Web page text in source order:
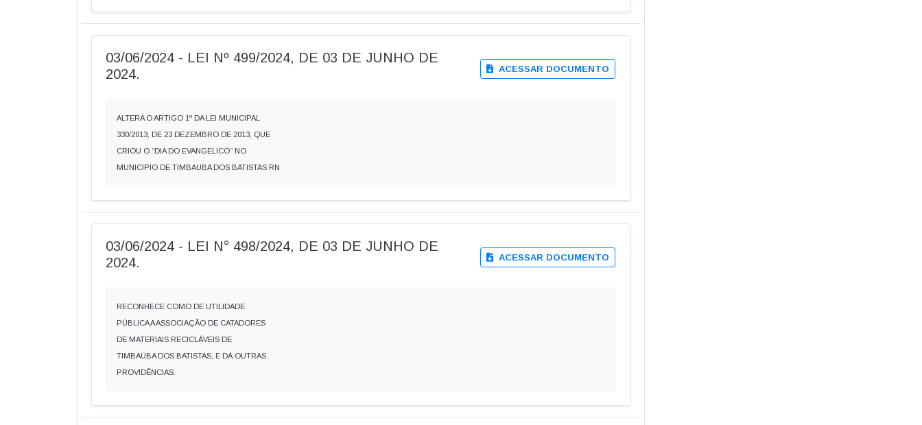
03/06/2024 - LEI Nº 499/2024, DE 03 DE JUNHO DE
2024.
ACESSAR DOCUMENTO
ALTERA O ARTIGO 1º DA LEI MUNICIPAL
330/2013, DE 23 DEZEMBRO DE 2013, QUE
CRIOU O “DIA DO EVANGELICO” NO
MUNICIPIO DE TIMBAUBA DOS BATISTAS RN
03/06/2024 - LEI N° 498/2024, DE 03 DE JUNHO DE
2024.
ACESSAR DOCUMENTO
RECONHECE COMO DE UTILIDADE
PÚBLICA A ASSOCIAÇÃO DE CATADORES
DE MATERIAIS RECICLÁVEIS DE
TIMBAÚBA DOS BATISTAS, E DÁ OUTRAS
PROVIDÊNCIAS.